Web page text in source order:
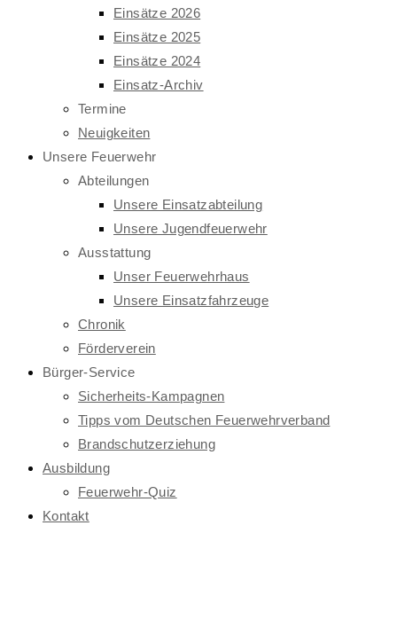
Einsätze 2026
Einsätze 2025
Einsätze 2024
Einsatz-Archiv
Termine
Neuigkeiten
Unsere Feuerwehr
Abteilungen
Unsere Einsatzabteilung
Unsere Jugendfeuerwehr
Ausstattung
Unser Feuerwehrhaus
Unsere Einsatzfahrzeuge
Chronik
Förderverein
Bürger-Service
Sicherheits-Kampagnen
Tipps vom Deutschen Feuerwehrverband
Brandschutzerziehung
Ausbildung
Feuerwehr-Quiz
Kontakt